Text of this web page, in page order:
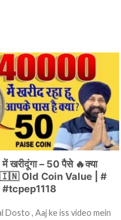
– 50 पैसे 🔥क्या
🇮🇳 Old Coin Value | #
Dosto , Aaj ke iss video mein